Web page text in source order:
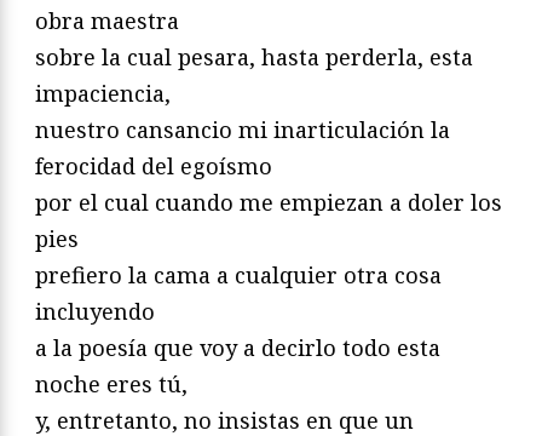
obra maestra
sobre la cual pesara, hasta perderla, esta
impaciencia,
nuestro cansancio mi inarticulación la
ferocidad del egoísmo
por el cual cuando me empiezan a doler los
pies
prefiero la cama a cualquier otra cosa
incluyendo
a la poesía que voy a decirlo todo esta
noche eres tú,
y, entretanto, no insistas en que un